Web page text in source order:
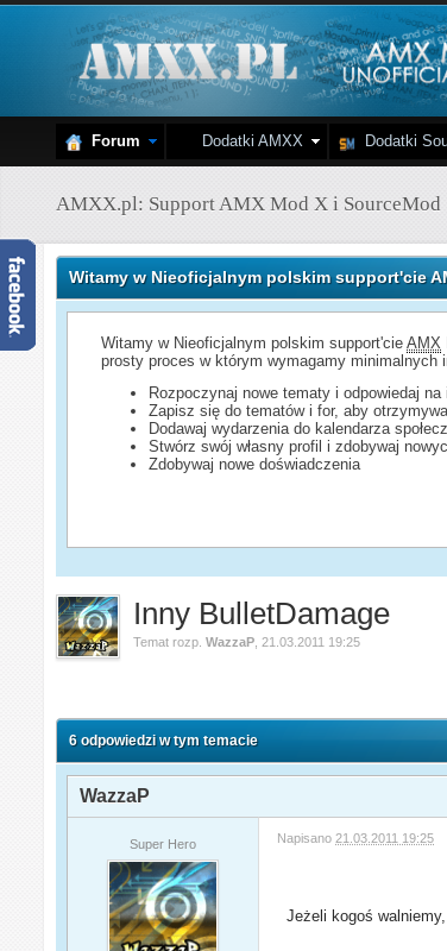
Forum Dodatki AMXX Dodatki
AMXX.pl: Support AMX Mod X i SourceMod
Witamy w Nieoficjalnym polskim support'cie
Witamy w Nieoficjalnym polskim support'cieAMX
prosty proces w którym wymagamy minimalnych
Rozpoczynaj nowe tematy i odpowiedaj na
Zapisz się do tematów i for, aby
Dodawaj wydarzenia do kalendarza
Stwórz swój własny profil i zdobywaj
Zdobywaj nowe doświadczenia
Inny BulletDamage
Temat rozp.WazzaP 21.03.2011 19:25
6 odpowiedzi w tym temacie
WazzaP
Super Hero Napisano 21.03.2011 19:25
Jeżeli kogoś